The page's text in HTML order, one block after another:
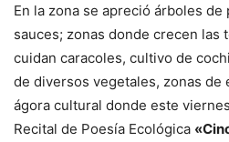
En la zona se apreció árboles de
sauces; zonas donde crecen las
cuidan caracoles, cultivo de
de diversos vegetales, zonas de
ágora cultural donde este
Recital de Poesía Ecológica